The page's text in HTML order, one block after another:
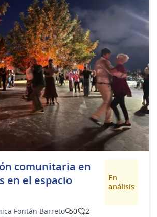
comunitaria en
en el espacio
En
análisis
Fontán Barreto 0 2